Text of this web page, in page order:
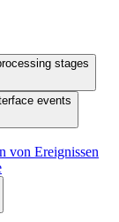
stages
events
von Ereignissen